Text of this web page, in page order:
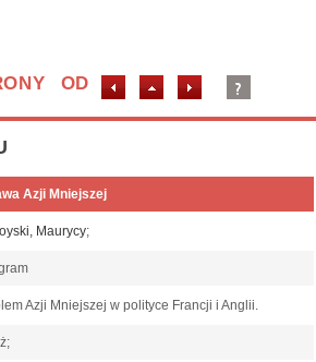
OD
Azji Mniejszej
Maurycy;
Azji Mniejszej w polityce Francji i Anglii.